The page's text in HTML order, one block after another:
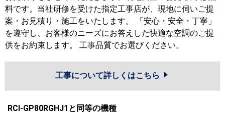
料です。当社研修を受けた指定工事店が、現地に伺いご提
案・お見積り・施工をいたします。 「安心・安全・丁寧」
を遵守し、お客様のニーズにお答えした快適な空調のご提
供をお約束します。 工事品質でお選びください。
工事について詳しくはこちら
RCI-GP80RGHJ1と同等の機種